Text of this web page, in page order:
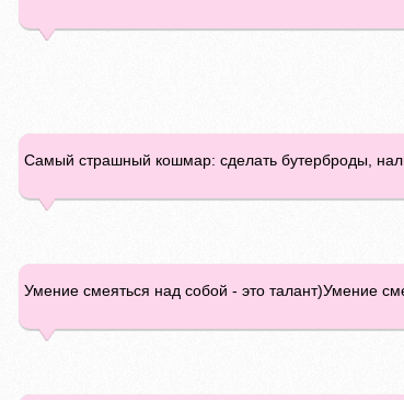
Самый страшный кошмар: сделать бутерброды,
Умение смеяться над собой - это талант)Умение